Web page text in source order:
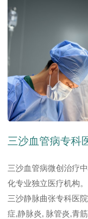
三沙血管病专科
三沙血管病微创治疗
化专业独立医疗机构。
三沙静脉曲张专科医
症,静脉炎, 脉管炎,青